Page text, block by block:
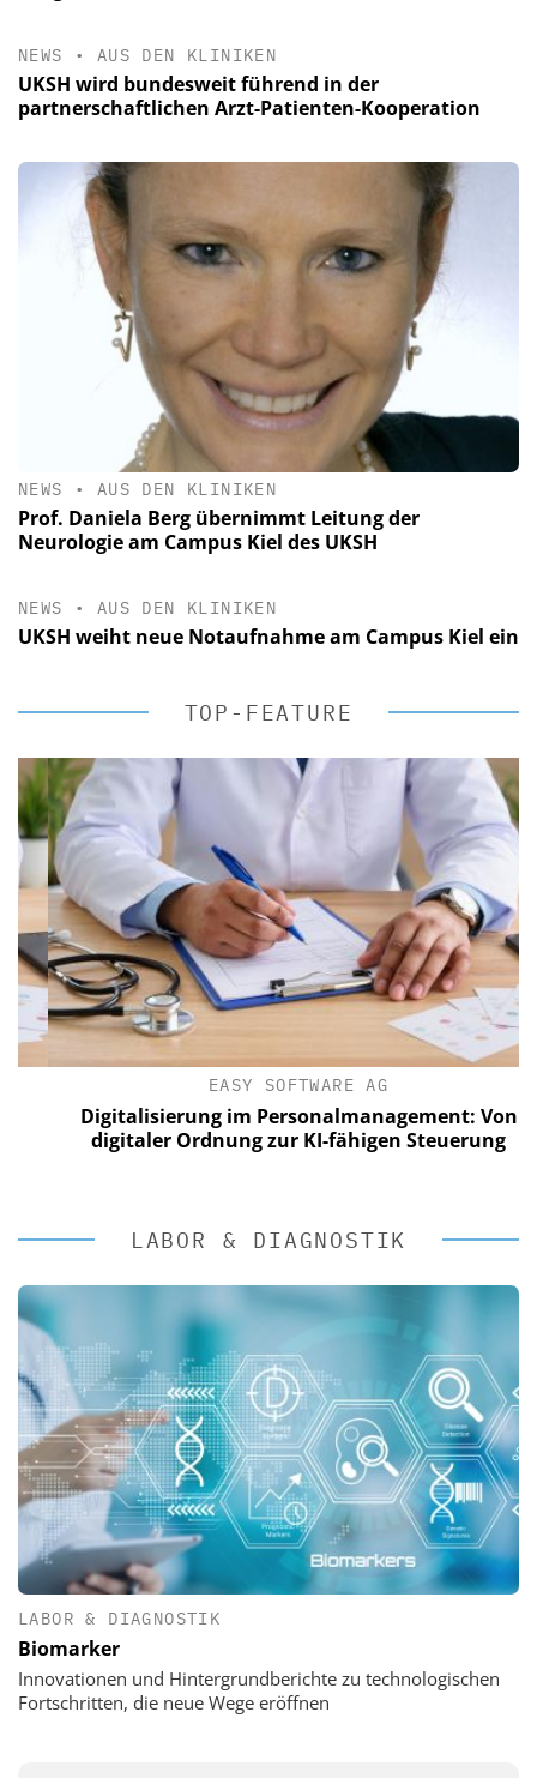
NEWS • AUS DEN KLINIKEN
UKSH wird bundesweit führend in der
partnerschaftlichen Arzt-Patienten-Kooperation
NEWS • AUS DEN KLINIKEN
Prof. Daniela Berg übernimmt Leitung der
Neurologie am Campus Kiel des UKSH
NEWS • AUS DEN KLINIKEN
UKSH weiht neue Notaufnahme am Campus Kiel ein
TOP-FEATURE
EASY SOFTWARE AG
Digitalisierung im Personalmanagement: Von
digitaler Ordnung zur KI-fähigen Steuerung
LABOR & DIAGNOSTIK
LABOR & DIAGNOSTIK
Biomarker
Innovationen und Hintergrundberichte zu technologischen
Fortschritten, die neue Wege eröffnen